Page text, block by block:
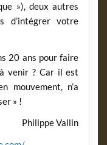
»), deux autres
d’intégrer votre
20 ans pour faire
venir ? Car il est
mouvement, n’a
» !
Philippe Vallin